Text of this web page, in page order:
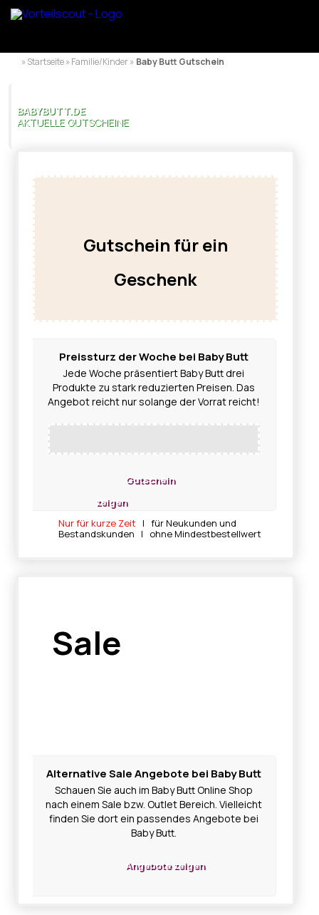
» Startseite » Familie/Kinder » Baby Butt Gutschein
BABYBUTT.DE
AKTUELLE GUTSCHEINE
Gutschein für ein
Geschenk
Preissturz der Woche bei Baby Butt
Jede Woche präsentiert Baby Butt drei
Produkte zu stark reduzierten Preisen. Das
Angebot reicht nur solange der Vorrat reicht!
Gutschein
zeigen
Nur für kurze Zeit | für Neukunden und
Bestandskunden | ohne Mindestbestellwert
Sale
Alternative Sale Angebote bei Baby Butt
Schauen Sie auch im Baby Butt Online Shop
nach einem Sale bzw. Outlet Bereich. Vielleicht
finden Sie dort ein passendes Angebote bei
Baby Butt.
Angebote zeigen